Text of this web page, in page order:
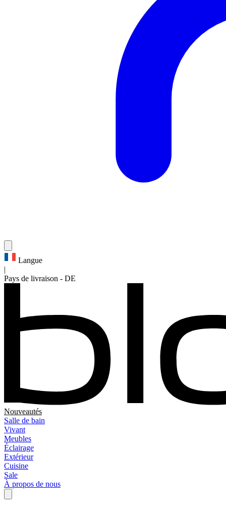
Langue
Pays de livraison - DE
Nouveautés
Salle de bain
Vivant
Meubles
Éclairage
Extérieur
Cuisine
Sale
À propos de nous